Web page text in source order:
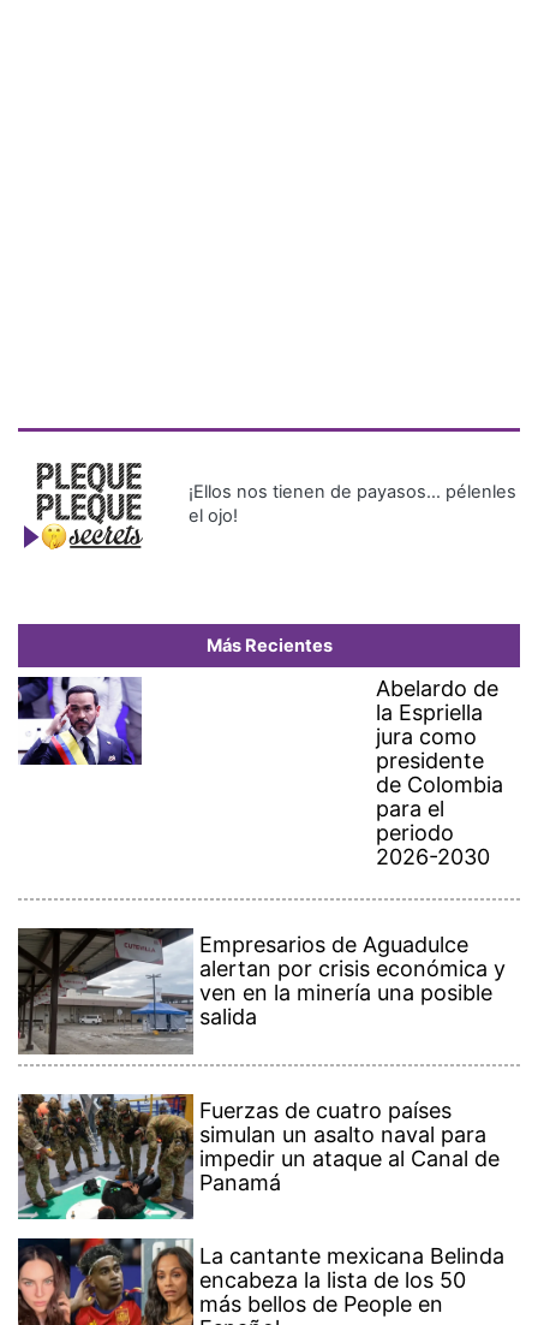
¡Ellos nos tienen de payasos… pélenles
el ojo!
Más Recientes
Abelardo de
la Espriella
jura como
presidente
de Colombia
para el
periodo
2026-2030
Empresarios de Aguadulce
alertan por crisis económica y
ven en la minería una posible
salida
Fuerzas de cuatro países
simulan un asalto naval para
impedir un ataque al Canal de
Panamá
La cantante mexicana Belinda
encabeza la lista de los 50
más bellos de People en